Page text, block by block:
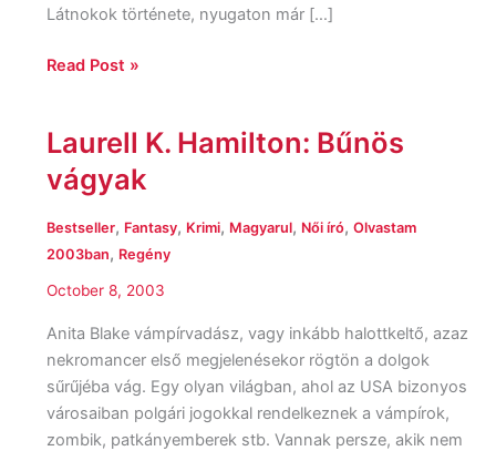
Látnokok története, nyugaton már […]
Read Post »
Laurell K. Hamilton: Bűnös
vágyak
Bestseller, Fantasy, Krimi, Magyarul, Női író, Olvastam
2003ban, Regény
October 8, 2003
Anita Blake vámpírvadász, vagy inkább halottkeltő, azaz
nekromancer első megjelenésekor rögtön a dolgok
sűrűjéba vág. Egy olyan világban, ahol az USA bizonyos
városaiban polgári jogokkal rendelkeznek a vámpírok,
zombik, patkányemberek stb. Vannak persze, akik nem
Laurell
Hamilton: